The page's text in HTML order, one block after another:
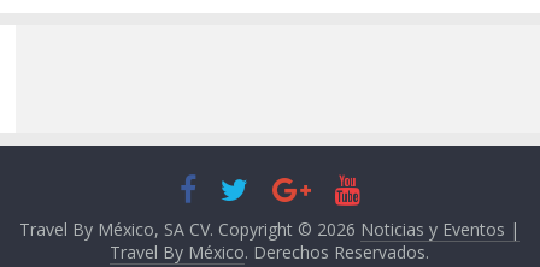
Travel By México, SA CV. Copyright © 2026 Noticias y Eventos |
Travel By México. Derechos Reservados.